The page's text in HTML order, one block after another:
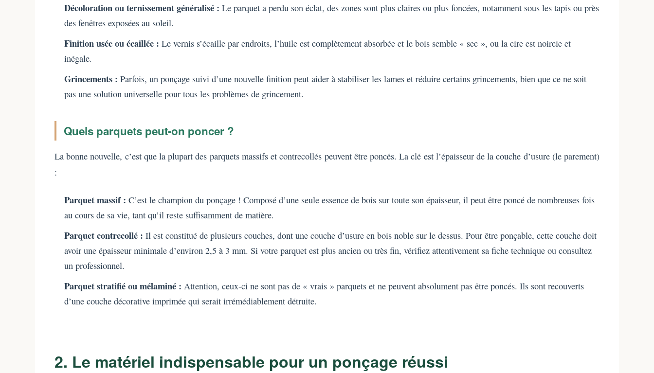
Décoloration ou ternissement généralisé : Le parquet a perdu son éclat, des zones sont plus claires ou plus foncées, notamment sous les tapis ou près
des fenêtres exposées au soleil.
Finition usée ou écaillée : Le vernis s’écaille par endroits, l’huile est complètement absorbée et le bois semble « sec », ou la cire est noircie et
inégale.
Grincements : Parfois, un ponçage suivi d’une nouvelle finition peut aider à stabiliser les lames et réduire certains grincements, bien que ce ne soit
pas une solution universelle pour tous les problèmes de grincement.
Quels parquets peut-on poncer ?
La bonne nouvelle, c’est que la plupart des parquets massifs et contrecollés peuvent être poncés. La clé est l’épaisseur de la couche d’usure (le parement)
:
Parquet massif : C’est le champion du ponçage ! Composé d’une seule essence de bois sur toute son épaisseur, il peut être poncé de nombreuses fois
au cours de sa vie, tant qu’il reste suffisamment de matière.
Parquet contrecollé : Il est constitué de plusieurs couches, dont une couche d’usure en bois noble sur le dessus. Pour être ponçable, cette couche doit
avoir une épaisseur minimale d’environ 2,5 à 3 mm. Si votre parquet est plus ancien ou très fin, vérifiez attentivement sa fiche technique ou consultez
un professionnel.
Parquet stratifié ou mélaminé : Attention, ceux-ci ne sont pas de « vrais » parquets et ne peuvent absolument pas être poncés. Ils sont recouverts
d’une couche décorative imprimée qui serait irrémédiablement détruite.
2. Le matériel indispensable pour un ponçage réussi